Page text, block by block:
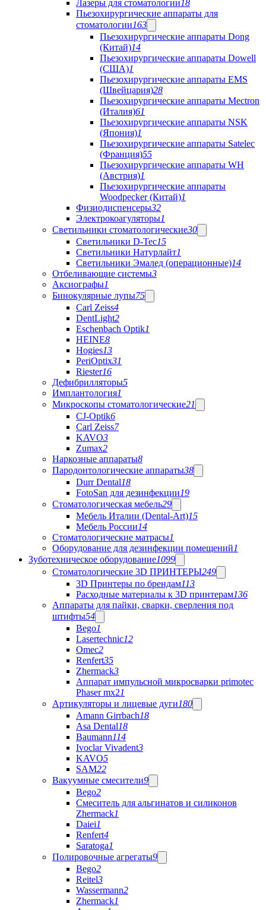
Лазеры для стоматологии18
Пьезохирургические аппараты для
стоматологии163
Пьезохирургические аппараты Dong
(Китай)14
Пьезохирургические аппараты Dowell
(США)1
Пьезохирургические аппараты EMS
(Швейцария)28
Пьезохирургические аппараты Mectron
(Италия)61
Пьезохирургические аппараты NSK
(Япония)1
Пьезохирургические аппараты Satelec
(Франция)55
Пьезохирургические аппараты WH
(Австрия)1
Пьезохирургические аппараты
Woodpecker (Китай)1
Физиодиспенсеры32
Электрокоагуляторы1
Светильники стоматологические30
Светильники D-Tec15
Светильники Натурлайт1
Светильники Эмалед (операционные)14
Отбеливающие системы3
Аксиографы1
Бинокулярные лупы75
Carl Zeiss4
DentLight2
Eschenbach Optik1
HEINE8
Hogies13
PeriOptix31
Riester16
Дефибрилляторы5
Имплантология1
Микроскопы стоматологические21
CJ-Optik6
Carl Zeiss7
KAVO3
Zumax2
Наркозные аппараты8
Пародонтологические аппараты38
Durr Dental18
FotoSan для дезинфекции19
Стоматологическая мебель29
Мебель Италии (Dental-Art)15
Мебель России14
Стоматологические матрасы1
Оборудование для дезинфекции помещений1
Зуботехническое оборудование1099
Стоматологические 3D ПРИНТЕРЫ249
3D Принтеры по брендам113
Расходные материалы к 3D принтерам136
Аппараты для пайки, сварки, сверления под
штифты54
Bego1
Lasertechnic12
Omec2
Renfert35
Zhermack3
Аппарат импульсной микросварки primotec
Phaser mx21
Артикуляторы и лицевые дуги180
Amann Girrbach18
Asa Dental18
Baumann114
Ivoclar Vivadent3
KAVO5
SAM22
Вакуумные смесители9
Bego2
Cмеситель для альгинатов и силиконов
Zhermack1
Daiei1
Renfert4
Saratoga1
Полировочные агрегаты9
Bego2
Reitel3
Wassermann2
Zhermack1